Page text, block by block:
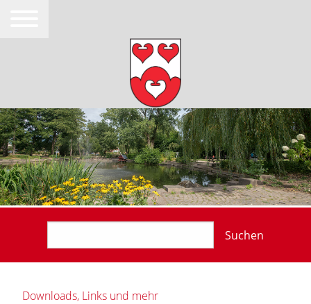
Suchen
Downloads, Links und mehr